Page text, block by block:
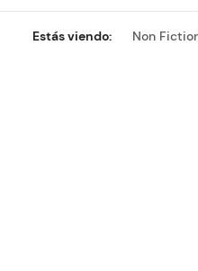
Non